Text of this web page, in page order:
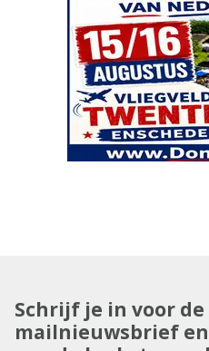
Schrijf je in voor
mailnieuwsbrief